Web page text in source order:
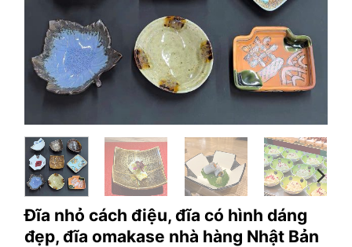
Đĩa nhỏ cách điệu, đĩa có hình dáng
đẹp, đĩa omakase nhà hàng Nhật Bản